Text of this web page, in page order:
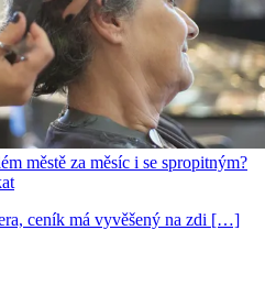
městě za měsíc i se spropitným?
ceník má vyvěšený na zdi […]